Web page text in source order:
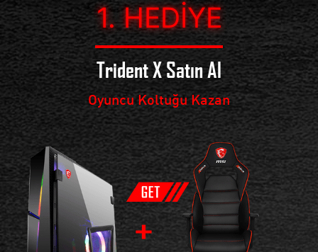
1. HEDIYE
Trident X Satın Al
Oyuncu Koltuğu Kazan